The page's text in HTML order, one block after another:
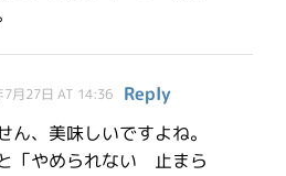
7月27日 AT 14:36
Reply
ん、美味しいですよね。
「やめられない 止まら